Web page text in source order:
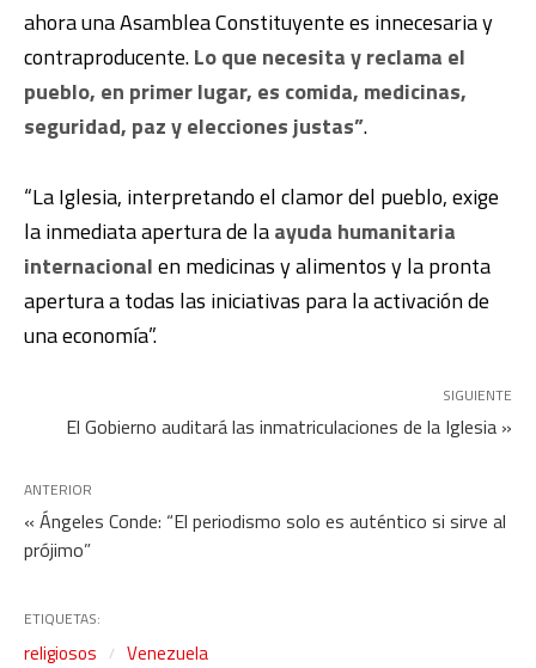
ahora una Asamblea Constituyente es innecesaria y
contraproducente.Lo que necesita y reclama el
pueblo, en primer lugar, es comida, medicinas,
seguridad, paz y elecciones justas”.
“La Iglesia, interpretando el clamor del pueblo, exige
la inmediata apertura de laayuda humanitaria
internacionalen medicinas y alimentos y la pronta
apertura a todas las iniciativas para la activación de
una economía”.
SIGUIENTE
El Gobierno auditará las inmatriculaciones de la Iglesia »
ANTERIOR
« Ángeles Conde: “El periodismo solo es auténtico si sirve al
prójimo”
ETIQUETAS:
religiosos Venezuela